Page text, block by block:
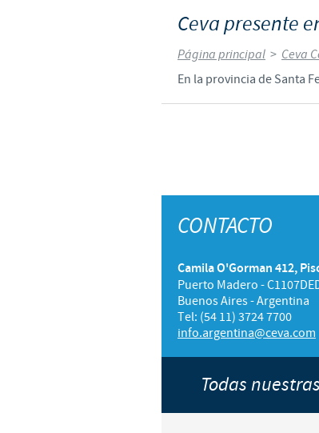
Ceva presente
Página principal > Ceva
En la provincia de Santa
CONTACTO
Camila O'Gorman 412,
Puerto Madero -
Buenos Aires - Argentina
Tel: (54 11) 3724 7700
info.argentina@ceva.com
Todas